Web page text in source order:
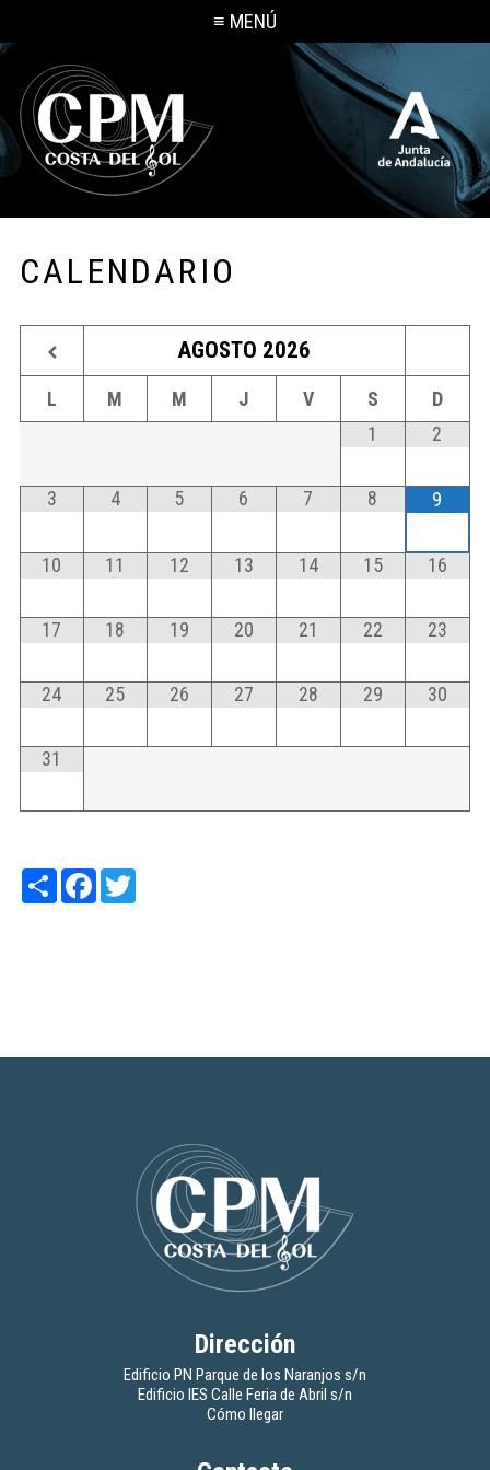
≡ MENÚ
CALENDARIO
AGOSTO 2026
L M M J V S
D
1
2
3 4 5 6 7 8 9
10 11 12 13 14 15 16
17 18 19 20 21 22 23
24 25 26 27 28 29 30
31
ShareFacebook
Twitter
Dirección
Edificio PN Parque de los Naranjos s/n
Edificio IES Calle Feria de Abril s/n
Cómo llegar